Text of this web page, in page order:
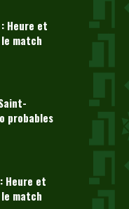
Heure et
match
probables
Heure et
match